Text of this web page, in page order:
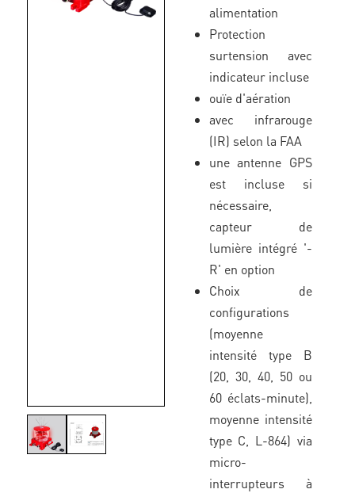
alimentation
Protection
surtension avec
indicateur incluse
ouïe d'aération
avec infrarouge
(IR) selon la FAA
une antenne GPS
est incluse si
nécessaire,
capteur de
lumière intégré '-
R' en option
Choix de
configurations
(moyenne
intensité type B
(20, 30, 40, 50 ou
60 éclats-minute),
moyenne intensité
type C, L-864) via
micro-
interrupteurs à